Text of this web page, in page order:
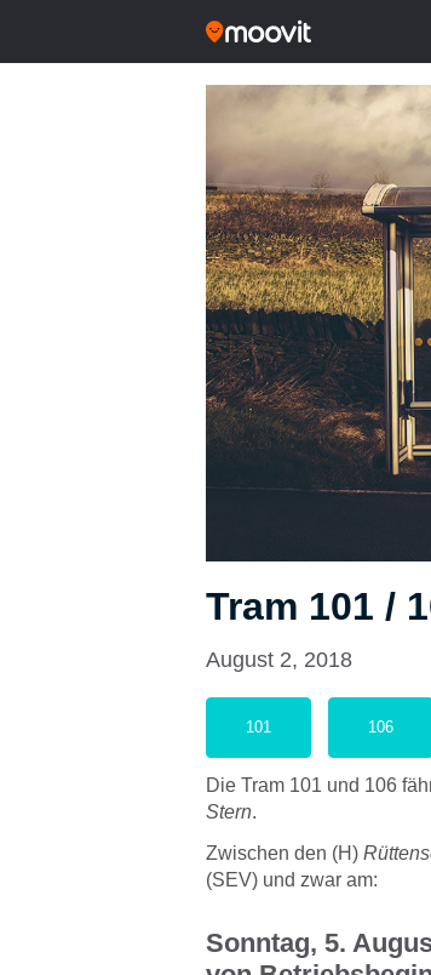
Tram 101 /
August 2, 2018
101 106
Die Tram 101 und 106
Stern.
Zwischen den (H)
(SEV) und zwar am:
Sonntag, 5.